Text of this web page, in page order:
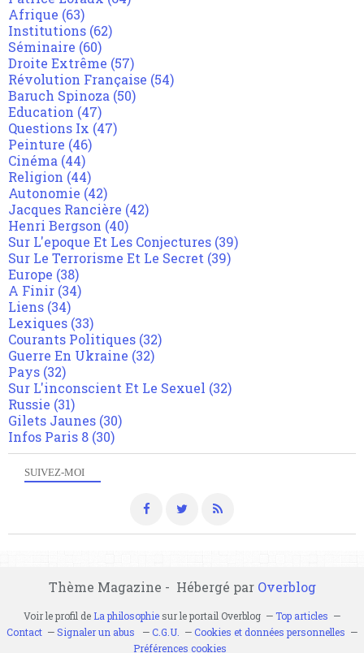
SUIVEZ-MOI
Afrique (63)
Institutions (62)
Séminaire (60)
Droite Extrême (57)
Révolution Française (54)
Baruch Spinoza (50)
Education (47)
Questions Ix (47)
Peinture (46)
Cinéma (44)
Religion (44)
Autonomie (42)
Jacques Rancière (42)
Henri Bergson (40)
Sur L'epoque Et Les Conjectures (39)
Sur Le Terrorisme Et Le Secret (39)
Europe (38)
A Finir (34)
Liens (34)
Lexiques (33)
Courants Politiques (32)
Guerre En Ukraine (32)
Pays (32)
Sur L'inconscient Et Le Sexuel (32)
Russie (31)
Gilets Jaunes (30)
Infos Paris 8 (30)
Thème Magazine - Hébergé par Overblog
Voir le profil de La philosophiesur le portail Overblog
Top articles
Contact
Signaler un abus C.G.U.
Cookies et données personnelles
Préférences cookies